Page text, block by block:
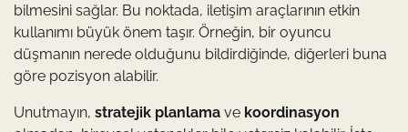
bilmesini sağlar. Bu noktada, iletişim araçlarının etkin
kullanımı büyük önem taşır. Örneğin, bir oyuncu
düşmanın nerede olduğunu bildirdiğinde, diğerleri buna
göre pozisyon alabilir.
Unutmayın, stratejik planlama ve koordinasyon